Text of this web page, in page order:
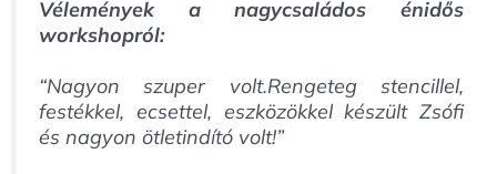
Vélemények a nagycsaládos énidős
workshopról:
“Nagyon szuper volt.Rengeteg stencillel,
festékkel, ecsettel, eszközökkel készült Zsófi
és nagyon ötletindító volt!”